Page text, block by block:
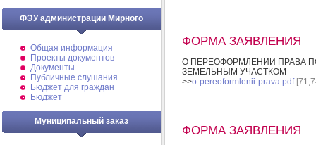
ФЭУ администрации Мирного
Общая информация
Проекты документов
Документы
Публичные слушания
Бюджет для граждан
Бюджет
Муниципальный заказ
ФОРМА ЗАЯВЛЕНИЯ
О ПЕРЕОФОРМЛЕНИИ ПРАВА
ЗЕМЕЛЬНЫМ УЧАСТКОМ
>>o-pereoformlenii-prava.pdf
ФОРМА ЗАЯВЛЕНИЯ